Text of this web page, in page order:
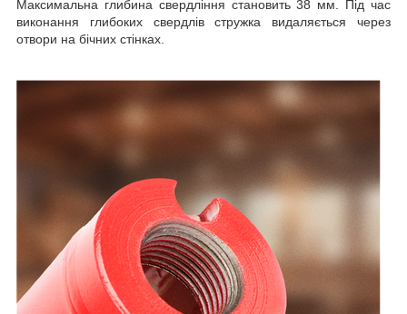
Максимальна глибина свердління становить 38 мм. Під час
виконання глибоких свердлів стружка видаляється через
отвори на бічних стінках.